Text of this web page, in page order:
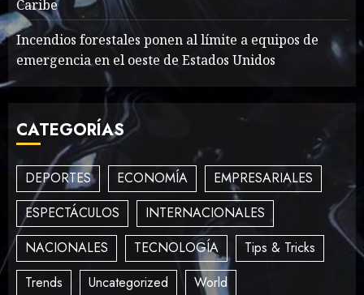
2
3
How To Write Award
Winning Blog Headlines
4
How Many of These Italian
Foods Have You Tried?
MAYO 14, 2024 810
Caribe
Incendios forestales ponen al límite a equipos de
emergencia en el oeste de Estados Unidos
CATEGORÍAS
DEPORTES ECONOMÍA
EMPRESARIALES
ESPECTÁCULOS
INTERNACIONALES
NACIONALES
TECNOLOGÍA
Tips & Tricks
Trends
Uncategorized World